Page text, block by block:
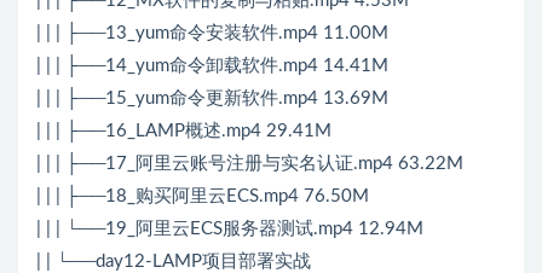
| | | ├──13_yum命令安装软件.mp4 11.00M
| | | ├──14_yum命令卸载软件.mp4 14.41M
| | | ├──15_yum命令更新软件.mp4 13.69M
| | | ├──16_LAMP概述.mp4 29.41M
| | | ├──17_阿里云账号注册与实名认证.mp4 63.22M
| | | ├──18_购买阿里云ECS.mp4 76.50M
| | | └──19_阿里云ECS服务器测试.mp4 12.94M
| | └──day12-LAMP项目部署实战